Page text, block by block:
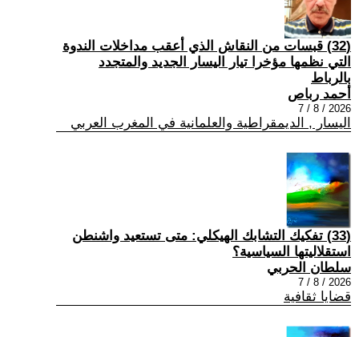
(32) قبسات من النقاش الذي أعقب مداخلات الندوة
التي نظمها مؤخرا تيار اليسار الجديد والمتجدد
بالرباط
أحمد رباص
2026 / 8 / 7
اليسار , الديمقراطية والعلمانية في المغرب العربي
(33) تفكيك التشابك الهيكلي: متى تستعيد واشنطن
استقلاليتها السياسية؟
سلطان الحربي
2026 / 8 / 7
قضايا ثقافية